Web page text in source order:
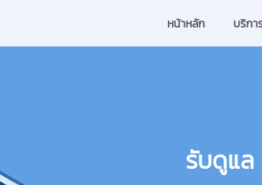
หน้าหลัก บริกา
รับดูแล